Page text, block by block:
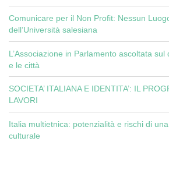
Comunicare per il Non Profit: Nessun
dell’Università salesiana
L’Associazione in Parlamento ascoltata
e le città
SOCIETA’ ITALIANA E IDENTITA’: IL
LAVORI
Italia multietnica: potenzialità e rischi di
culturale